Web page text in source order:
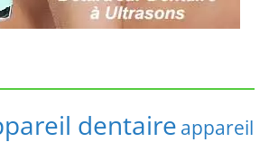
dentaire appareil